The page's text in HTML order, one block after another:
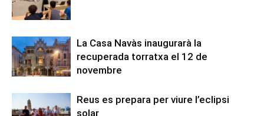
La Casa Navàs inaugurarà la
recuperada torratxa el 12 de
novembre
Reus es prepara per viure l’eclipsi
solar